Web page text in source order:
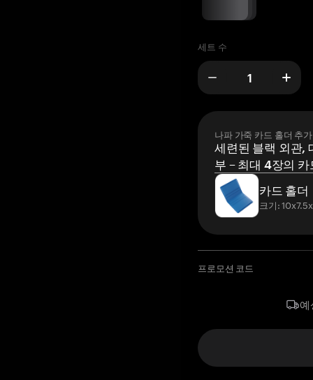
세트 수
나파 가죽 카드 홀더 추가
세련된 블랙 외관,
부 – 최대 4장의
카드 홀더
크기:
프로모션 코드
예